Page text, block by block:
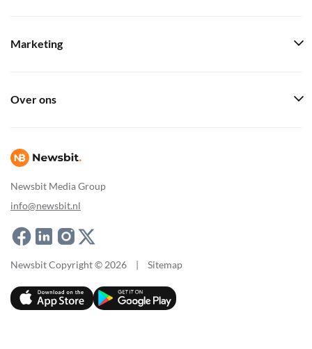
Newsbit Media Group
info@newsbit.nl
Marketing
Over ons
Newsbit Copyright © 2026 | Sitemap